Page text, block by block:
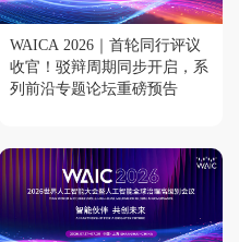
WAICA 2026｜首轮同行评议
收官！驳辩周期同步开启，系
列前沿专题论坛重磅预告